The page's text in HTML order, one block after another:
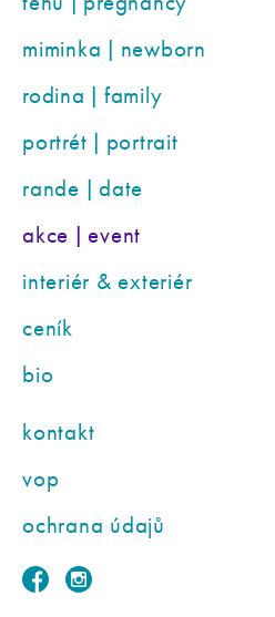
miminka | newborn
rodina | family
portrét | portrait
rande | date
akce | event
interiér & exteriér
ceník
bio
kontakt
vop
ochrana údajů